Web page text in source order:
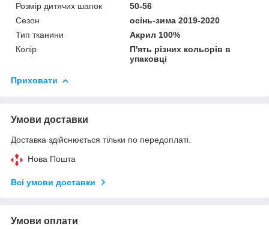
Розмір дитячих шапок
50-56
Сезон
осінь-зима 2019-2020
Тип тканини
Акрил 100%
Колір
П'ять різних кольорів в
упаковці
Приховати
Умови доставки
Доставка здійснюється тільки по передоплаті.
Нова Пошта
Всі умови доставки
Умови оплати